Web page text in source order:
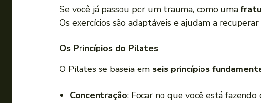
Se você já passou por um trauma, como uma
Os exercícios são adaptáveis e ajudam a
Os Princípios do Pilates
O Pilates se baseia em seis princípios
Concentração: Focar no que você está fazendo